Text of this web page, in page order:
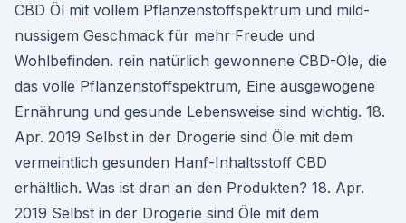
CBD Öl mit vollem Pflanzenstoffspektrum und mild-
nussigem Geschmack für mehr Freude und
Wohlbefinden. rein natürlich gewonnene CBD-Öle, die
das volle Pflanzenstoffspektrum, Eine ausgewogene
Ernährung und gesunde Lebensweise sind wichtig. 18.
Apr. 2019 Selbst in der Drogerie sind Öle mit dem
vermeintlich gesunden Hanf-Inhaltsstoff CBD
erhältlich. Was ist dran an den Produkten? 18. Apr.
2019 Selbst in der Drogerie sind Öle mit dem